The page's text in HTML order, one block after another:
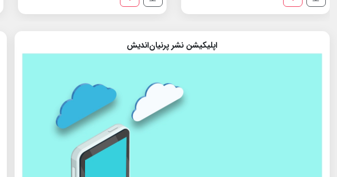
اپلیکیشن نشر پرنیان‌اندیش